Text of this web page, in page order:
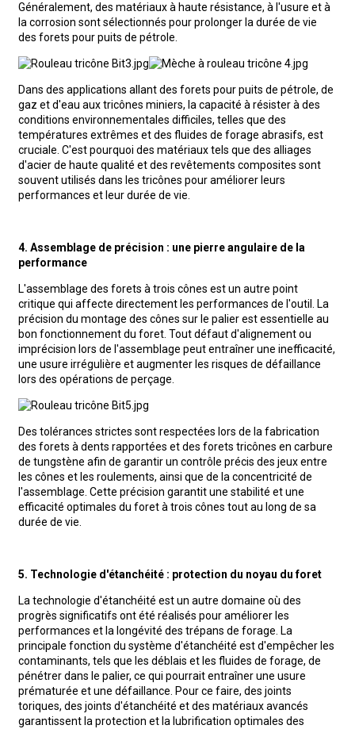
Généralement, des matériaux à haute résistance, à l'usure et à
la corrosion sont sélectionnés pour prolonger la durée de vie
des forets pour puits de pétrole.
Dans des applications allant des forets pour puits de pétrole, de
gaz et d'eau aux tricônes miniers, la capacité à résister à des
conditions environnementales difficiles, telles que des
températures extrêmes et des fluides de forage abrasifs, est
cruciale. C'est pourquoi des matériaux tels que des alliages
d'acier de haute qualité et des revêtements composites sont
souvent utilisés dans les tricônes pour améliorer leurs
performances et leur durée de vie.
4. Assemblage de précision : une pierre angulaire de la
performance
L'assemblage des forets à trois cônes est un autre point
critique qui affecte directement les performances de l'outil. La
précision du montage des cônes sur le palier est essentielle au
bon fonctionnement du foret. Tout défaut d'alignement ou
imprécision lors de l'assemblage peut entraîner une inefficacité,
une usure irrégulière et augmenter les risques de défaillance
lors des opérations de perçage.
Des tolérances strictes sont respectées lors de la fabrication
des forets à dents rapportées et des forets tricônes en carbure
de tungstène afin de garantir un contrôle précis des jeux entre
les cônes et les roulements, ainsi que de la concentricité de
l'assemblage. Cette précision garantit une stabilité et une
efficacité optimales du foret à trois cônes tout au long de sa
durée de vie.
5. Technologie d'étanchéité : protection du noyau du foret
La technologie d'étanchéité est un autre domaine où des
progrès significatifs ont été réalisés pour améliorer les
performances et la longévité des trépans de forage. La
principale fonction du système d'étanchéité est d'empêcher les
contaminants, tels que les déblais et les fluides de forage, de
pénétrer dans le palier, ce qui pourrait entraîner une usure
prématurée et une défaillance. Pour ce faire, des joints
toriques, des joints d'étanchéité et des matériaux avancés
garantissent la protection et la lubrification optimales des